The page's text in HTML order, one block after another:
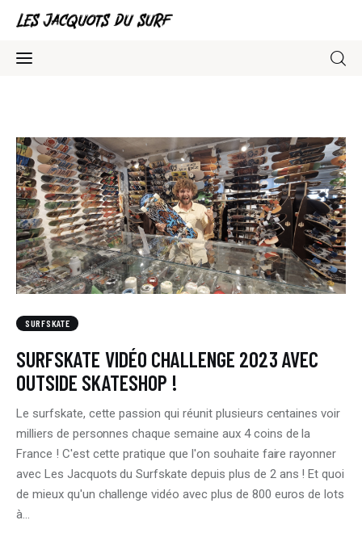
Blog
Contacts
SURFSKATE
SURFSKATE VIDÉO CHALLENGE 2023 AVEC
OUTSIDE SKATESHOP !
Le surfskate, cette passion qui réunit plusieurs centaines voir
milliers de personnes chaque semaine aux 4 coins de la
France ! C'est cette pratique que l'on souhaite faire rayonner
avec Les Jacquots du Surfskate depuis plus de 2 ans ! Et quoi
de mieux qu'un challenge vidéo avec plus de 800 euros de lots
à…